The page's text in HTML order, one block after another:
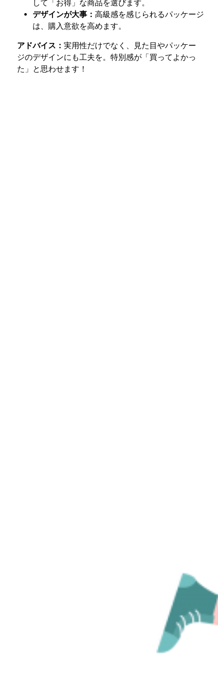
して「お得」な商品を選びます。
デザインが大事：高級感を感じられるパッケージ
は、購入意欲を高めます。
アドバイス： 実用性だけでなく、見た目やパッケー
ジのデザインにも工夫を。特別感が「買ってよかっ
た」と思わせます！